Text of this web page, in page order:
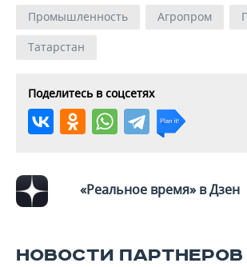
Промышленность Агропром
Татарстан
Поделитесь в соцсетях
«Реальное время» в Дзен
НОВОСТИ ПАРТНЕРОВ